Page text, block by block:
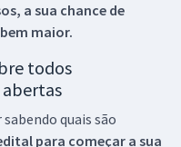
a sua chance de
maior.
todos
abertas
quais são
para começar a sua